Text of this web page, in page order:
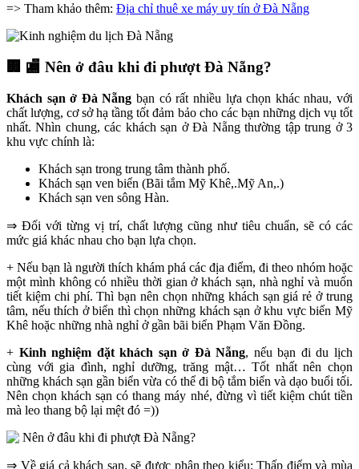
=> Tham khảo thêm: Địa chỉ thuê xe máy uy tín ở Đà Nẵng
🏢 🏬 Nên ở đâu khi đi phượt Đà Nẵng?
Khách sạn ở Đà Nẵng bạn có rất nhiều lựa chọn khác nhau, với
chất lượng, cơ sở hạ tầng tốt đảm bảo cho các bạn những dịch vụ tốt
nhất. Nhìn chung, các khách sạn ở Đà Nẵng thường tập trung ở 3
khu vực chính là:
Khách sạn trong trung tâm thành phố.
Khách sạn ven biển (Bãi tắm Mỹ Khê,.Mỹ An,.)
Khách sạn ven sông Hàn.
⇒ Đối với từng vị trí, chất lượng cũng như tiêu chuẩn, sẽ có các
mức giá khác nhau cho bạn lựa chọn.
+ Nếu bạn là người thích khám phá các địa điểm, đi theo nhóm hoặc
một mình không có nhiều thời gian ở khách sạn, nhà nghỉ và muốn
tiết kiệm chi phí. Thì bạn nên chọn những khách sạn giá rẻ ở trung
tâm, nếu thích ở biển thì chọn những khách sạn ở khu vực biển Mỹ
Khê hoặc những nhà nghỉ ở gần bãi biển Phạm Văn Đồng.
+ Kinh nghiệm đặt khách sạn ở Đà Nẵng, nếu bạn đi du lịch
cùng với gia đình, nghỉ dưỡng, trăng mật… Tốt nhất nên chọn
những khách sạn gần biển vừa có thể đi bộ tắm biển và dạo buổi tối.
Nên chọn khách sạn có thang máy nhé, đừng vì tiết kiệm chút tiền
mà leo thang bộ lại mệt đó =))
⇒ Về giá cả khách sạn, sẽ được phân theo kiểu: Thấp điểm và mùa